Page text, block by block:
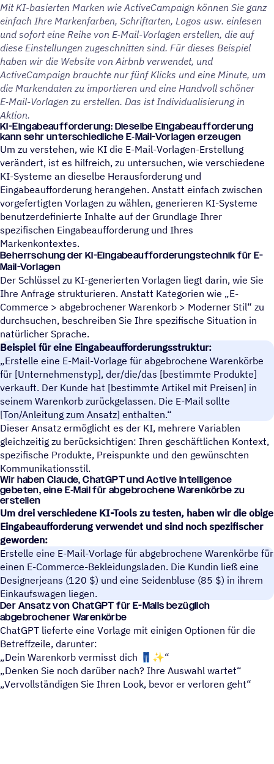
Mit KI-basier­ten Marken wie ActiveCampaign können Sie ganz
einfach Ihre Marken­far­ben, Schrift­ar­ten, Logos usw. einle­sen
und sofort eine Reihe von E‑Mail-Vorla­gen erstel­len, die auf
diese Einstel­lun­gen zuge­schnit­ten sind. Für dieses Beispiel
haben wir die Website von Airbnb verwen­det, und
ActiveCampaign brauchte nur fünf Klicks und eine Minute, um
die Marken­da­ten zu impor­tie­ren und eine Hand­voll schöner
E‑Mail-Vorla­gen zu erstel­len. Das ist Indi­vi­dua­li­sie­rung in
Aktion.
KI-Einga­be­auf­for­de­rung: Dieselbe Einga­be­auf­for­de­rung
kann sehr unter­schied­li­che E‑Mail-Vorla­gen erzeugen
Um zu verstehen, wie KI die E-Mail-Vorlagen-Erstellung
verändert, ist es hilfreich, zu untersuchen, wie verschiedene
KI-Systeme an dieselbe Herausforderung und
Eingabeaufforderung herangehen. Anstatt einfach zwischen
vorgefertigten Vorlagen zu wählen, generieren KI-Systeme
benutzerdefinierte Inhalte auf der Grundlage Ihrer
spezifischen Eingabeaufforderung und Ihres
Markenkontextes.
Beherrschung der KI-Eingabeaufforderungstechnik für E-
Mail-Vorlagen
Der Schlüssel zu KI-generierten Vorlagen liegt darin, wie Sie
Ihre Anfrage strukturieren. Anstatt Kategorien wie „E-
Commerce > abgebrochener Warenkorb > Moderner Stil“ zu
durchsuchen, beschreiben Sie Ihre spezifische Situation in
natürlicher Sprache.
Beispiel für eine Eingabeaufforderungsstruktur:
Erstelle eine E-Mail-Vorlage für abgebrochene Warenkörbe
für [Unternehmenstyp], der/die/das [bestimmte Produkte]
verkauft. Der Kunde hat [bestimmte Artikel mit Preisen] in
seinem Warenkorb zurückgelassen. Die E-Mail sollte
[Ton/Anleitung zum Ansatz] enthalten.“
Dieser Ansatz ermöglicht es der KI, mehrere Variablen
gleichzeitig zu berücksichtigen: Ihren geschäftlichen Kontext,
spezifische Produkte, Preispunkte und den gewünschten
Kommunikationsstil.
Wir haben Claude, ChatGPT und Active Intel­li­gence
gebeten, eine E‑Mail für abge­bro­chene Waren­körbe zu
erstellen
Um drei verschiedene KI-Tools zu testen, haben wir die obige
Eingabeaufforderung verwendet und sind noch spezifischer
geworden:
Erstelle eine E-Mail-Vorlage für abgebrochene Warenkörbe für
einen E-Commerce-Bekleidungsladen. Die Kundin ließ eine
Designerjeans (120 $) und eine Seidenbluse (85 $) in ihrem
Einkaufswagen liegen.
Der Ansatz von ChatGPT für E-Mails bezüglich
abgebrochener Warenkörbe
ChatGPT lieferte eine Vorlage mit einigen Optionen für die
Betreffzeile, darunter:
Dein Warenkorb vermisst dich 👖✨“
Denken Sie noch darüber nach? Ihre Auswahl wartet“
Vervollständigen Sie Ihren Look, bevor er verloren geht“